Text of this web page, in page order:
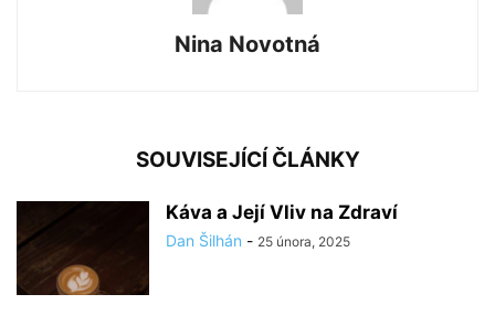
Nina Novotná
SOUVISEJÍCÍ ČLÁNKY
Káva a Její Vliv na Zdraví
Dan Šilhán - 25 února, 2025